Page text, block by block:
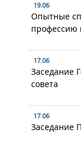
19.06
Опытные
профессию
17.06
Заседание
совета
17.06
Заседание